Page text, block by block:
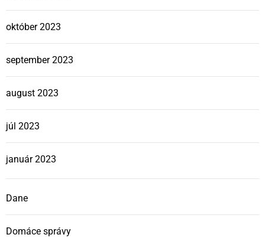
október 2023
september 2023
august 2023
júl 2023
január 2023
Dane
Domáce správy